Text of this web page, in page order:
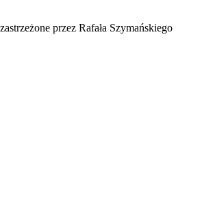
przez Rafała Szymańskiego